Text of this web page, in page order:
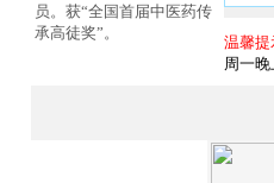
员。获“全国首届中医药传
承高徒奖”。
温馨提
周一